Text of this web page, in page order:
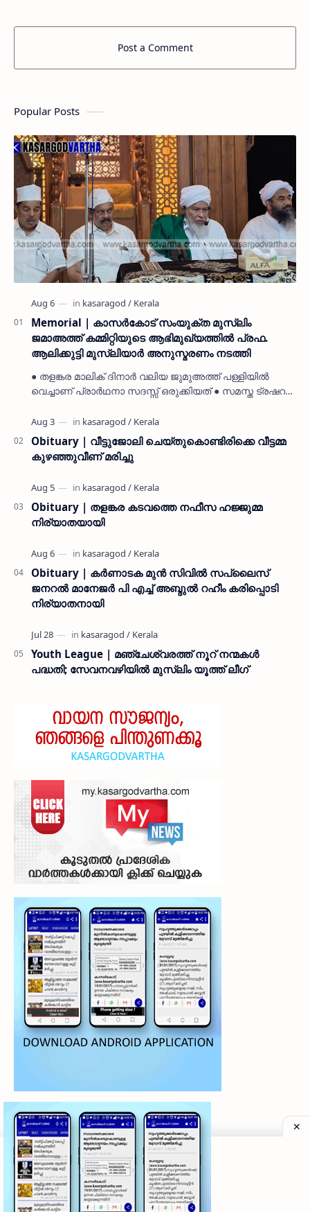
Post a Comment
Popular Posts
Memorial | കാസർകോട് സംയുക്ത മുസ്ലിം
ജമാഅത്ത് കമ്മിറ്റിയുടെ ആഭിമുഖ്യത്തിൽ പ്രഫ.
ആലിക്കുട്ടി മുസ്ലിയാർ അനുസ്മരണം നടത്തി
● തളങ്കര മാലിക് ദിനാർ വലിയ ജുമുഅത്ത് പള്ളിയിൽ
വെച്ചാണ് പ്രാർഥനാ സദസ്സ് ഒരുക്കിയത് ● സമസ്ത ട്രഷറർ
നൽകി കാസ…
Obituary | വീട്ടുജോലി ചെയ്തുകൊണ്ടിരിക്കെ വീട്ടമ്മ
കുഴഞ്ഞുവീണ് മരിച്ചു
Obituary | തളങ്കര കടവത്തെ നഫീസ ഹജ്ജുമ്മ
നിര്യാതയായി
Obituary | കർണാടക മുൻ സിവില്‍ സപ്ലൈസ്
ജനറൽ മാനേജർ പി എച്ച് അബ്ദുൽ റഹീം കരിപ്പൊടി
നിര്യാതനായി
Youth League | മഞ്ചേശ്വരത്ത് നൂറ് നന്മകൾ
പദ്ധതി; സേവനവഴിയിൽ മുസ്ലിം യൂത്ത് ലീഗ്
©2026‧My Kasaragod Vartha | LATEST KASARAGOD
Privacy Policy
Grievance Redressal